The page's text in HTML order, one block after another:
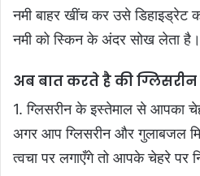
नमी बाहर खींच कर उसे डिहाइड्रेट
नमी को स्किन के अंदर सोख लेता है।
अब बात करते है की
1. ग्लिसरीन के इस्तेमाल से आपका
अगर आप ग्लिसरीन और गुलाबजल
त्वचा पर लगाएँगे तो आपके चेहरे पर